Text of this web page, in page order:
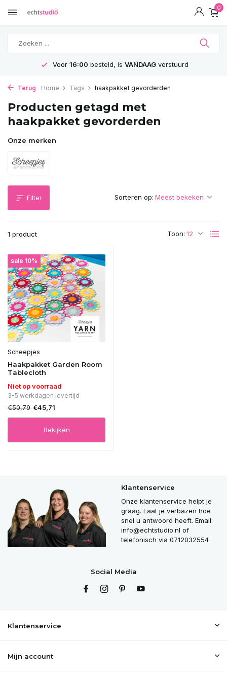
0
Voor 16:00 besteld, is VANDAAGverstuurd
Terug Home Tags haakpakket gevorderden
Producten getagd met
haakpakket gevorderden
Onze merken
Filter
1 product Toon:
Sorteren op:
sale 10%
Scheepjes
Haakpakket Garden Room
Tablecloth
Niet op voorraad
3-5 werkdagen levertijd
€50,79 €45,71
Bekijken
Klantenservice
Onze klantenservice helpt je
graag. Laat je verbazen hoe
snel u antwoord heeft. Email:
info@echtstudio.nl of
telefonisch via 0712032554
Social Media
Klantenservice
Mijn account